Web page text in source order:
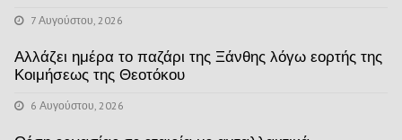
7 Αυγούστου, 2026
Αλλάζει ημέρα το παζάρι της Ξάνθης λόγω εορτής της
Κοιμήσεως της Θεοτόκου
6 Αυγούστου, 2026